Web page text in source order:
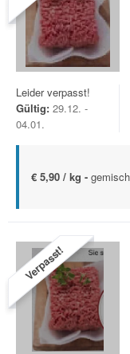
Leider verpasst!
Gültig: 29.12. -
04.01.
€ 5,90 / kg -
Verpasst!